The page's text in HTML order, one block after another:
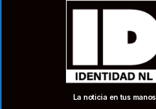
La noticia en tus manos